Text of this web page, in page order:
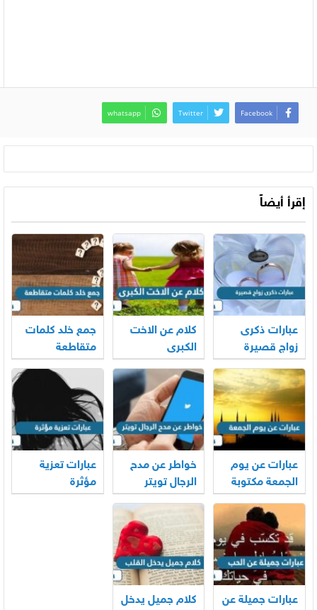
Facebook
Twitter
whatsapp
إقرأ أيضاً
عبارات ذكرى
زواج قصيرة
كلام عن الاخت
الكبرى
جمع خلد كلمات
متقاطعة
عبارات عن يوم
الجمعة مكتوبة
خواطر عن مدح
الرجال تويتر
عبارات تعزية
مؤثرة
عبارات جميلة عن
كلام جميل يدخل